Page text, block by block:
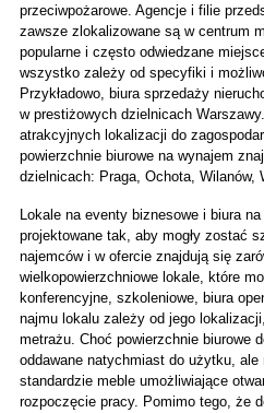
przeciwpożarowe. Agencje i filie
zawsze zlokalizowane są w centrum
popularne i często odwiedzane
wszystko zależy od specyfiki i
Przykładowo, biura sprzedaży
w prestiżowych dzielnicach
atrakcyjnych lokalizacji do
powierzchnie biurowe na wynajem
dzielnicach: Praga, Ochota, Wilanów,
Lokale na eventy biznesowe i biura
projektowane tak, aby mogły zostać
najemców i w ofercie znajdują się
wielkopowierzchniowe lokale, które
konferencyjne, szkoleniowe, biura
najmu lokalu zależy od jego
metrażu. Choć powierzchnie biurowe
oddawane natychmiast do użytku,
standardzie meble umożliwiające
rozpoczęcie pracy. Pomimo tego, że